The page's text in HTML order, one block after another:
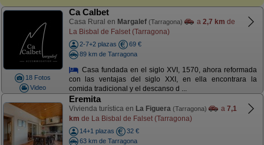
18 Fotos
Video
Ca Calbet
Casa Rural en Margalef (Tarragona) a 2,7 km de
La Bisbal de Falset (Tarragona)
2-7+2 plazas
69 €
89 km de Tarragona
Casa fundada en el siglo XVI, 1570, ahora reformada
con las ventajas del siglo XXI, en ella encontrara la
comida tradicional y el descanso d ...
Eremita
Vivienda turística en La Figuera (Tarragona) a 7,1
km de La Bisbal de Falset (Tarragona)
14+1 plazas
32 €
63 km de Tarragona